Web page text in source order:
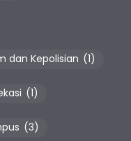
dan Kepolisian (1)
(1)
(3)